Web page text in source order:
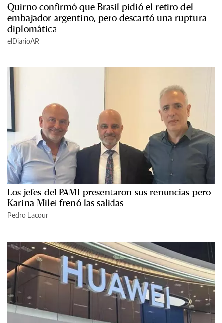
Quirno confirmó que Brasil pidió el retiro del
embajador argentino, pero descartó una ruptura
diplomática
elDiarioAR
Los jefes del PAMI presentaron sus renuncias pero
Karina Milei frenó las salidas
Pedro Lacour